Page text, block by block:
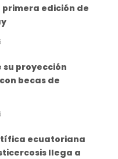
primera edición de
su proyección
becas de
ecuatoriana
llega a